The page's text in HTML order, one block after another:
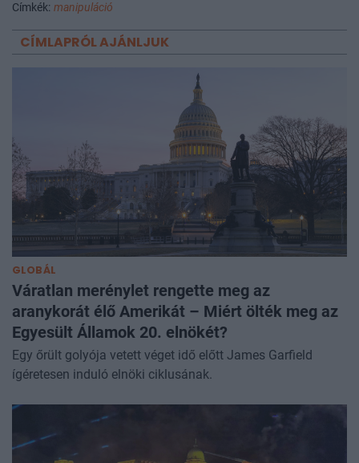
Címkék: manipuláció
CÍMLAPRÓL AJÁNLJUK
GLOBÁL
Váratlan merénylet rengette meg az
aranykorát élő Amerikát – Miért ölték meg az
Egyesült Államok 20. elnökét?
Egy őrült golyója vetett véget idő előtt James Garfield
ígéretesen induló elnöki ciklusának.